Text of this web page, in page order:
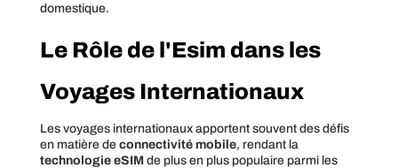
domestique.
Le Rôle de l'Esim dans les
Voyages Internationaux
Les voyages internationaux apportent souvent des défis
en matière de connectivité mobile, rendant la
technologie eSIMde plus en plus populaire parmi les